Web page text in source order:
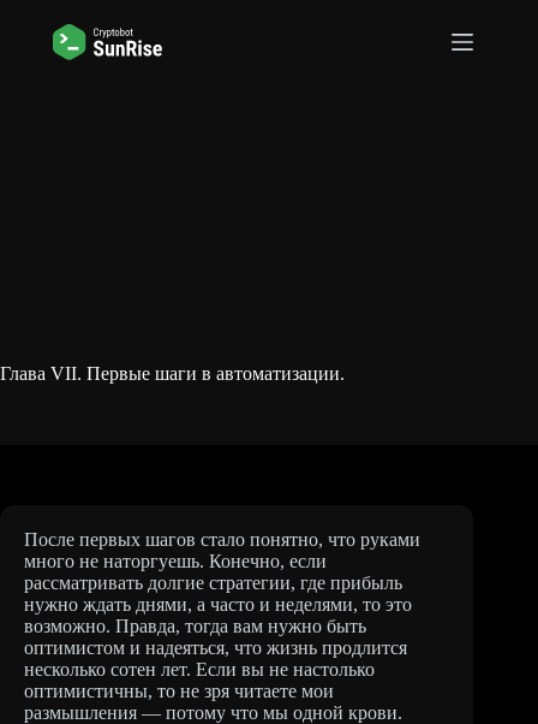
Глава VII. Первые шаги в автоматизации.
После первых шагов стало понятно, что руками
много не наторгуешь. Конечно, если
рассматривать долгие стратегии, где прибыль
нужно ждать днями, а часто и неделями, то это
возможно. Правда, тогда вам нужно быть
оптимистом и надеяться, что жизнь продлится
несколько сотен лет. Если вы не настолько
оптимистичны, то не зря читаете мои
размышления — потому что мы одной крови.